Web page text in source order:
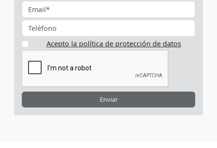
Acepto la política de protección de datos
Enviar